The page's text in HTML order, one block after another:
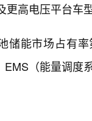
更高电压平台车
储能市场占有
（能量调度